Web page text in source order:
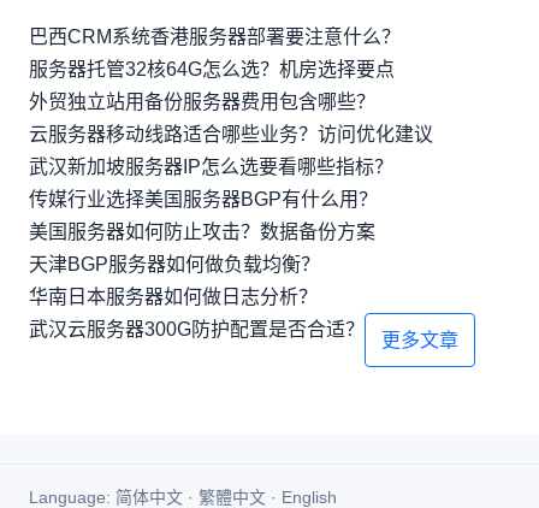
巴西CRM系统香港服务器部署要注意什么？
服务器托管32核64G怎么选？机房选择要点
外贸独立站用备份服务器费用包含哪些？
云服务器移动线路适合哪些业务？访问优化建议
武汉新加坡服务器IP怎么选要看哪些指标？
传媒行业选择美国服务器BGP有什么用？
美国服务器如何防止攻击？数据备份方案
天津BGP服务器如何做负载均衡？
华南日本服务器如何做日志分析？
武汉云服务器300G防护配置是否合适？
更多文章
Language: 简体中文 · 繁體中文 · English